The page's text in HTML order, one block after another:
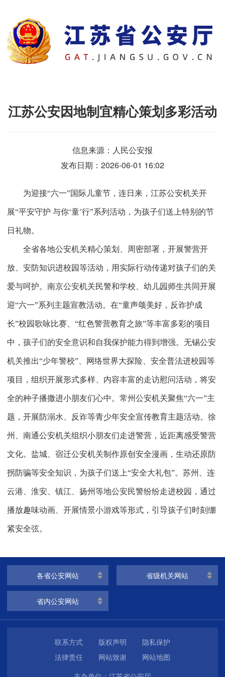
江苏公安因地制宜精心策划多彩活动
信息来源： 人民公安报
发布日期：2026-06-01 16:02
为迎接“六一”国际儿童节，连日来，江苏公安机关开
展“平安守护 与你‘童’行”系列活动，为孩子们送上特别的节
日礼物。
全省各地公安机关精心策划、周密部署，开展警营开
放、安防知识进校园等活动，用实际行动传递对孩子们的关
爱与呵护。南京公安机关民警和学校、幼儿园师生共同开展
迎“六一”系列主题宣教活动。在“童声颂美好，反诈护成
长”校园歌咏比赛、“红色警营教育之旅”等丰富多彩的项目
中，孩子们的安全意识和自我保护能力得到增强。无锡公安
机关推出“少年警校”、网络世界大探险、安全普法进校园等
项目，组织开展形式多样、内容丰富的走访慰问活动，将安
全的种子播撒进小朋友们心中。常州公安机关聚焦“六一”主
题，开展防溺水、反诈等青少年安全宣传教育主题活动。徐
州、南通公安机关组织小朋友们走进警营，近距离感受警营
文化。盐城、宿迁公安机关制作原创安全漫画，生动还原防
拐防骗等安全知识，为孩子们送上“安全大礼包”。苏州、连
云港、淮安、镇江、扬州等地公安民警纷纷走进校园，通过
播放趣味动画、开展情景小游戏等形式，引导孩子们时刻绷
紧安全弦。
各省公安网站 省级机关网站
省内公安网站
联系方式 版权声明
隐私保护
法律责任
网站致谢
网站地图